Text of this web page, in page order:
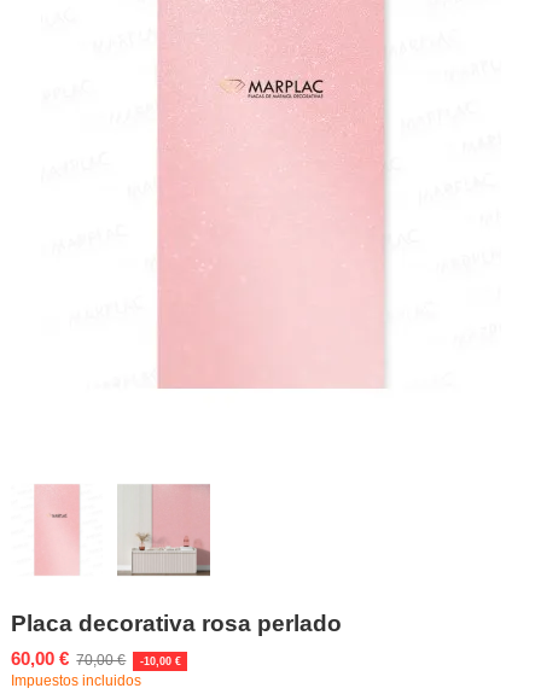
Placa decorativa rosa perlado
60,00 € 70,00 € -10,00 €
Impuestos incluidos